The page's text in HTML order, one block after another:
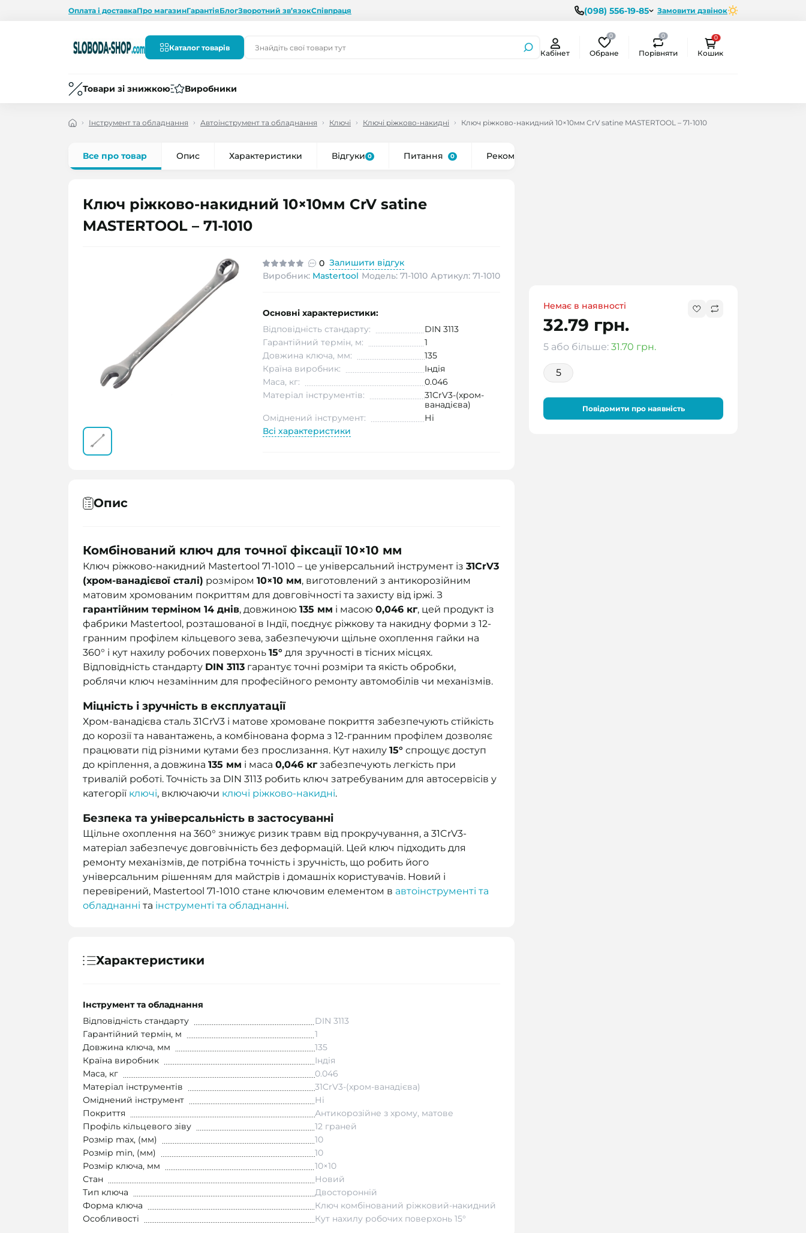
Оплата і доставкаПро магазинГарантіяБлогЗворотний зв’язокСпівпраця (098) 556-19-85 Замовити дзвінок
Каталог товарів
Кабінет
0
Обране
0
Порівняти
0
Кошик
Товари зі знижкою Виробники
Інструмент та обладнання Автоінструмент та обладнання Ключі Ключі ріжково-накидні Ключ ріжково-накидний 10×10мм CrV satine MASTERTOOL – 71-1010
Все про товар Опис Характеристики Відгуки 0 Питання 0 Рекомендуємо
Ключ ріжково-накидний 10×10мм CrV satine
MASTERTOOL – 71-1010
0 Залишити відгук
Виробник: Mastertool Модель: 71-1010 Артикул: 71-1010
Немає в наявності
32.79 грн.
5 або більше: 31.70 грн.
5
Повідомити про наявність
Основні характеристики:
Відповідність стандарту:
DIN 3113
Гарантійний термін, м:
1
Довжина ключа, мм:
135
Країна виробник:
Індія
Маса, кг:
0.046
Матеріал інструментів:
31CrV3-(хром-
ванадієва)
Оміднений інструмент:
Ні
Всі характеристики
Опис
Комбінований ключ для точної фіксації 10×10 мм
Ключ ріжково-накидний Mastertool 71-1010 – це універсальний інструмент із 31CrV3
(хром-ванадієвої сталі) розміром 10×10 мм, виготовлений з антикорозійним
матовим хромованим покриттям для довговічності та захисту від іржі. З
гарантійним терміном 14 днів, довжиною 135 мм і масою 0,046 кг, цей продукт із
фабрики Mastertool, розташованої в Індії, поєднує ріжкову та накидну форми з 12-
гранним профілем кільцевого зева, забезпечуючи щільне охоплення гайки на
360° і кут нахилу робочих поверхонь 15° для зручності в тісних місцях.
Відповідність стандарту DIN 3113 гарантує точні розміри та якість обробки,
роблячи ключ незамінним для професійного ремонту автомобілів чи механізмів.
Міцність і зручність в експлуатації
Хром-ванадієва сталь 31CrV3 і матове хромоване покриття забезпечують стійкість
до корозії та навантажень, а комбінована форма з 12-гранним профілем дозволяє
працювати під різними кутами без прослизання. Кут нахилу 15° спрощує доступ
до кріплення, а довжина 135 мм і маса 0,046 кг забезпечують легкість при
тривалій роботі. Точність за DIN 3113 робить ключ затребуваним для автосервісів у
категорії ключі, включаючи ключі ріжково-накидні.
Безпека та універсальність в застосуванні
Щільне охоплення на 360° знижує ризик травм від прокручування, а 31CrV3-
матеріал забезпечує довговічність без деформацій. Цей ключ підходить для
ремонту механізмів, де потрібна точність і зручність, що робить його
універсальним рішенням для майстрів і домашніх користувачів. Новий і
перевірений, Mastertool 71-1010 стане ключовим елементом в автоінструменті та
обладнанні та інструменті та обладнанні.
Характеристики
Інструмент та обладнання
Відповідність стандарту
DIN 3113
Гарантійний термін, м
1
Довжина ключа, мм
135
Країна виробник
Індія
Маса, кг
0.046
Матеріал інструментів
31CrV3-(хром-ванадієва)
Оміднений інструмент
Ні
Покриття
Антикорозійне з хрому, матове
Профіль кільцевого зіву
12 граней
Розмір max, (мм)
10
Розмір min, (мм)
10
Розмір ключа, мм
10×10
Стан
Новий
Тип ключа
Двосторонній
Форма ключа
Ключ комбінований ріжковий-накидний
Особливості
Кут нахилу робочих поверхонь 15°